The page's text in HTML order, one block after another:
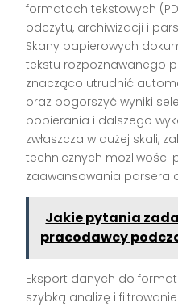
formatach tekstowych
odczytu, archiwizacji i
Skany papierowych
tekstu rozpoznawanego
znacząco utrudnić
oraz pogorszyć wyniki
pobierania i dalszego
zwłaszcza w dużej skali,
technicznych możliwości
zaawansowania parsera
Jakie pytania
pracodawcy
Eksport danych do
szybką analizę i